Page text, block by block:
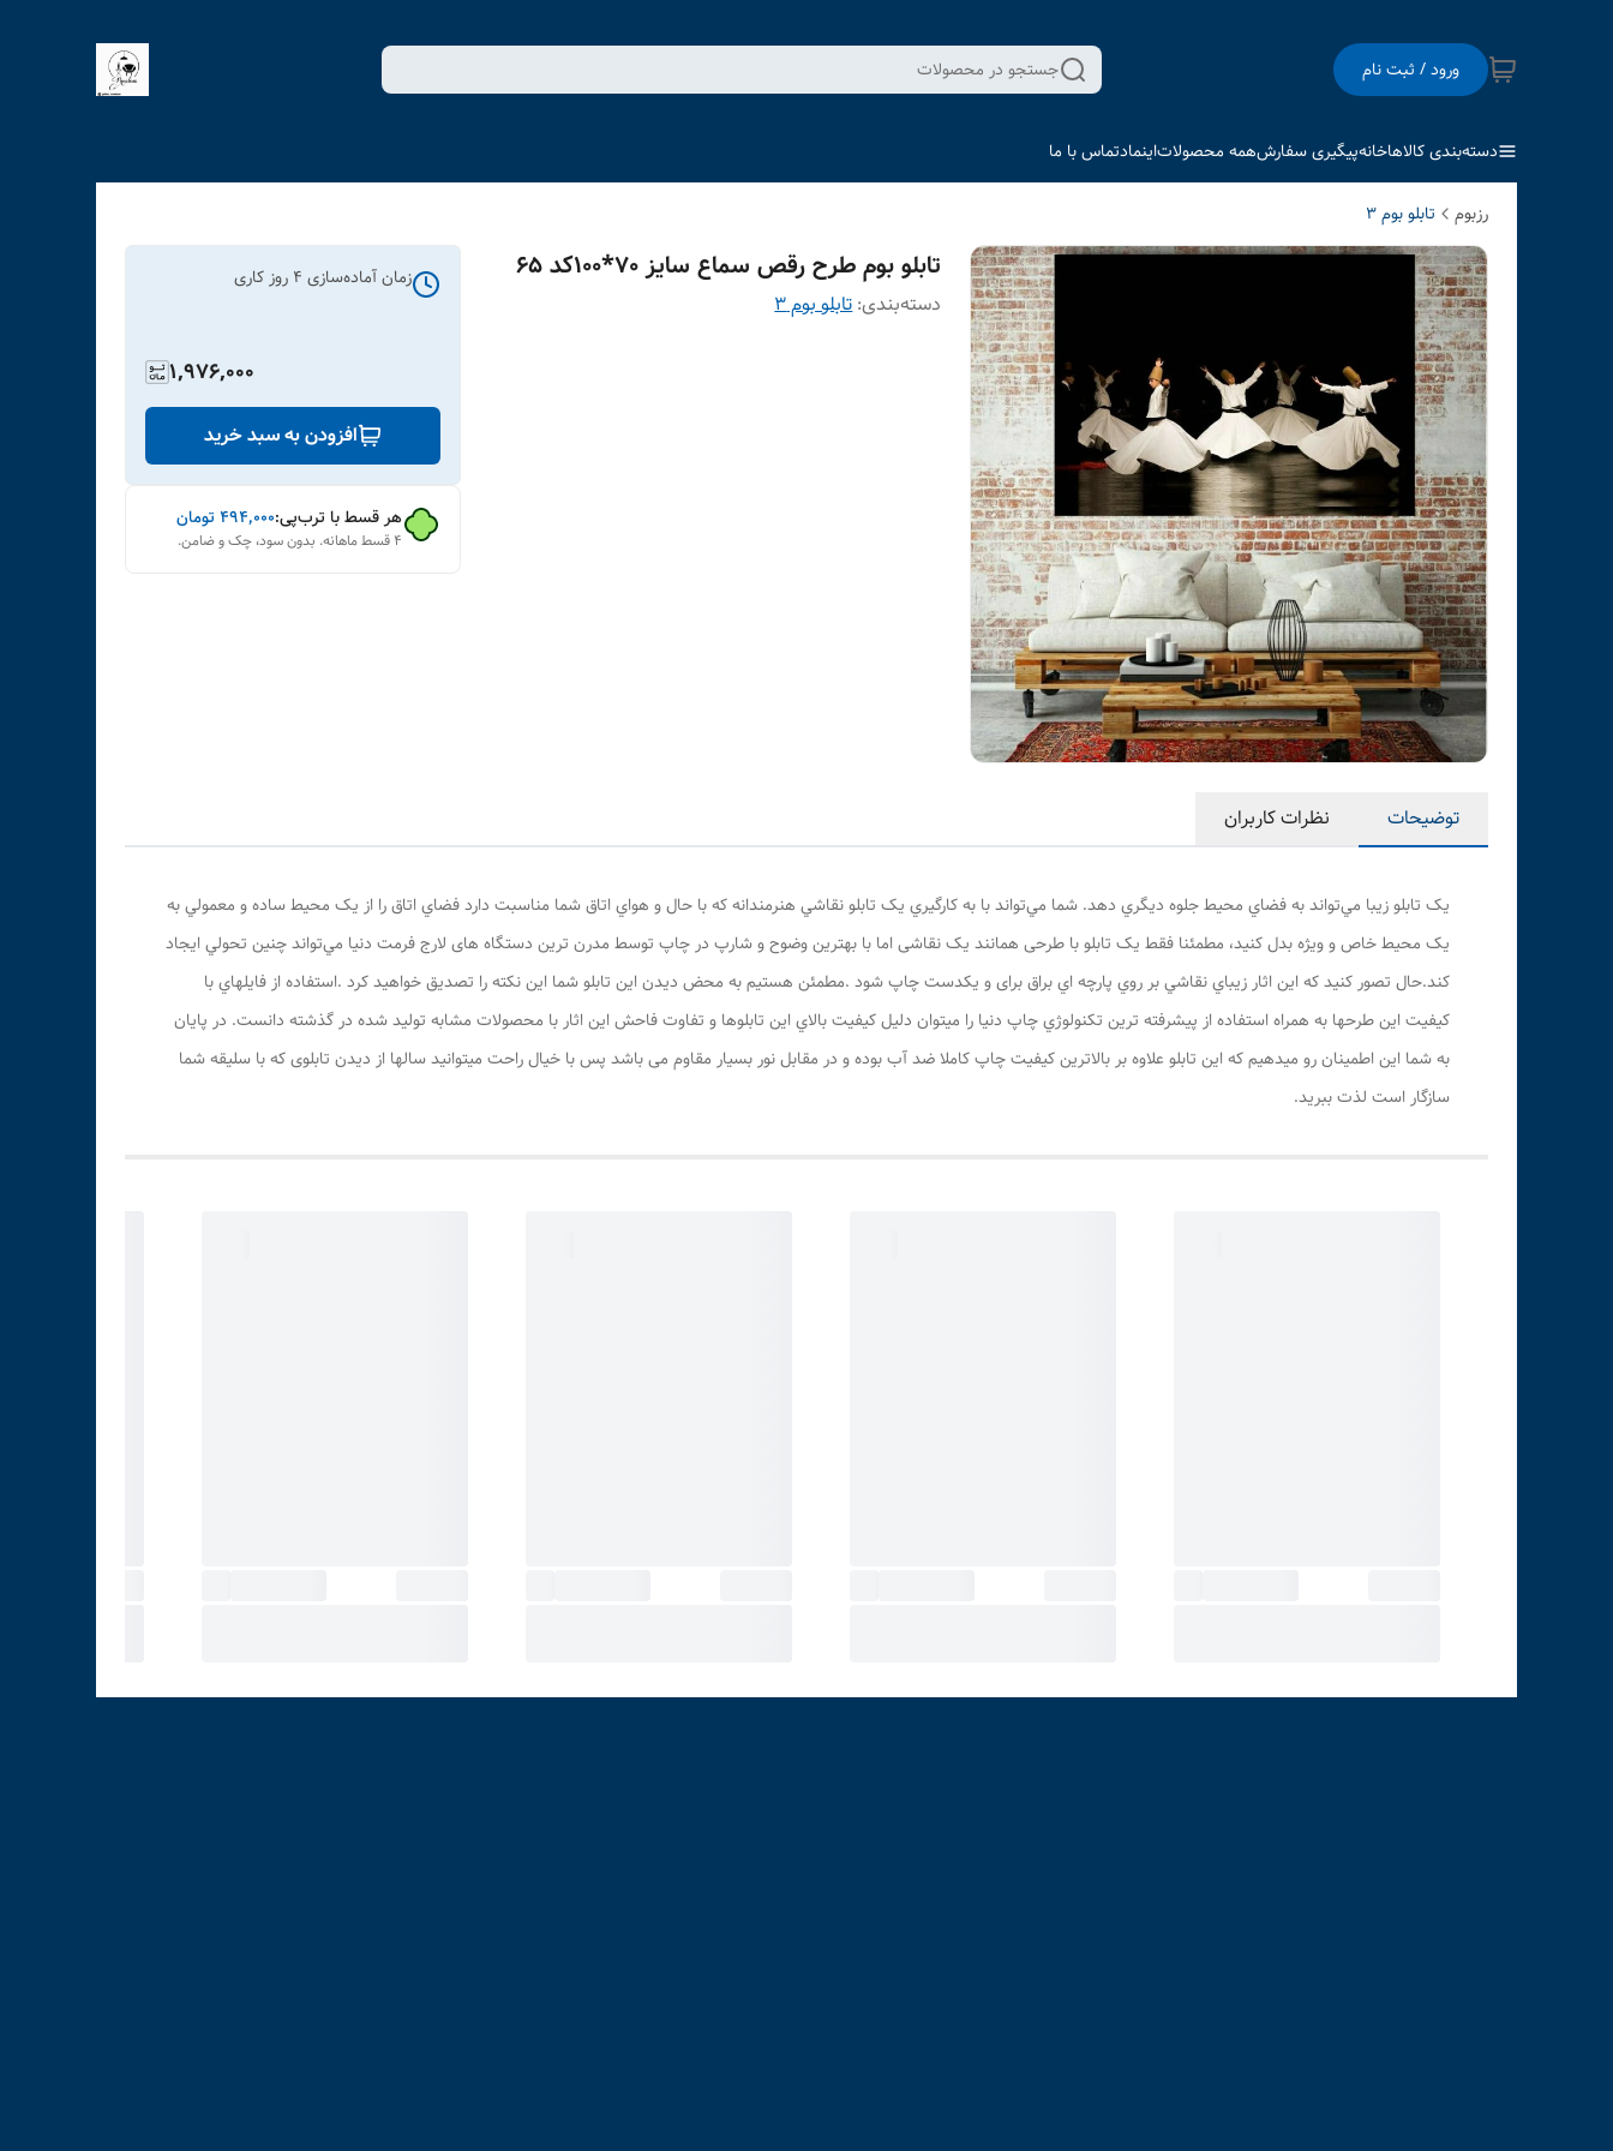
ورود / ثبت نام جستجو در محصولات
دسته‌بندی کالاهاخانهپیگیری سفارشهمه محصولاتاینمادتماس با ما
رزبوم تابلو بوم 3
تابلو بوم طرح رقص سماع سایز 70*100کد 65
دسته‌بندی:تابلو بوم 3
زمان آماده‌سازی 4 روز کاری
1,976,000
افزودن به سبد خرید
هر قسط با ترب‌پی:۴۹۴٬۰۰۰ تومان
۴ قسط ماهانه. بدون سود، چک و ضامن.
توضیحات نظرات کاربران
يک تابلو زيبا مي‌تواند به فضاي محیط جلوه ديگري دهد. شما مي‌تواند با به کارگيري يک تابلو نقاشي هنرمندانه که با حال و هواي اتاق شما مناسبت دارد فضاي اتاق را از يک محيط ساده و معمولي به
يک محيط خاص و ويژه بدل کنيد، مطمئنا فقط يک تابلو با طرحی همانند یک نقاشی اما با بهترین وضوح و شارپ در چاپ توسط مدرن ترین دستگاه های لارج فرمت دنیا مي‌تواند چنين تحولي ايجاد
کند.حال تصور کنيد که اين اثار زيباي نقاشي بر روي پارچه اي براق برای و یکدست چاپ شود .مطمئن هستيم به محض ديدن اين تابلو شما اين نکته را تصديق خواهيد کرد .استفاده از فايلهاي با
کيفيت اين طرحها به همراه استفاده از پيشرفته ترين تکنولوژي چاپ دنيا را ميتوان دليل کيفيت بالاي اين تابلوها و تفاوت فاحش اين اثار با محصولات مشابه توليد شده در گذشته دانست. در پایان
به شما این اطمینان رو میدهیم که این تابلو علاوه بر بالاترین کیفیت چاپ کاملا ضد آب بوده و در مقابل نور بسیار مقاوم می باشد پس با خیال راحت میتوانید سالها از دیدن تابلوی که با سلیقه شما
سازگار است لذت ببرید.